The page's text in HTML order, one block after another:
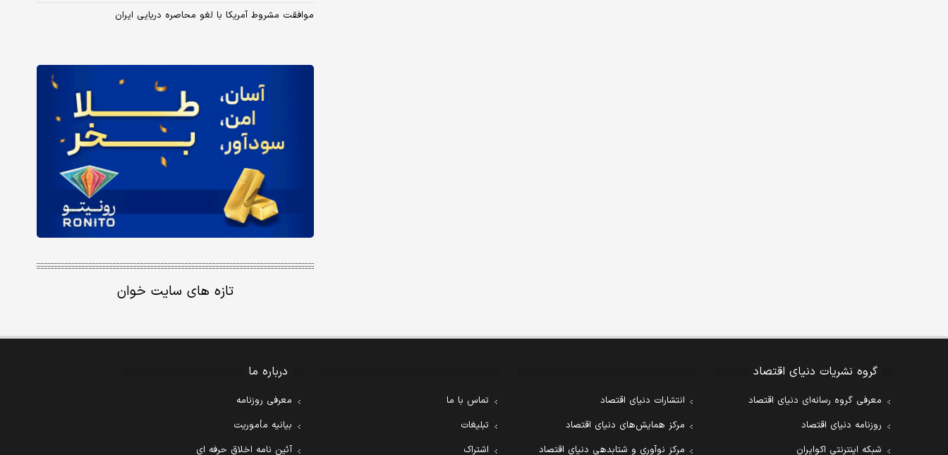
موافقت مشروط آمریکا با لغو محاصره دریایی ایران
تازه های سایت خوان
گروه نشریات دنیای اقتصاد
معرفی گروه رسانه‌ای دنیای اقتصاد
روزنامه دنیای اقتصاد
شبکه اینترنتی اکوایران
انتشارات دنیای اقتصاد
مرکز همایش‌های دنیای اقتصاد
مرکز نوآوری و شتابدهی دنیای اقتصاد
تماس با ما
تبلیغات
اشتراک
درباره ما
معرفی روزنامه
بیانیه مأموریت
آئین نامه اخلاق حرفه ای